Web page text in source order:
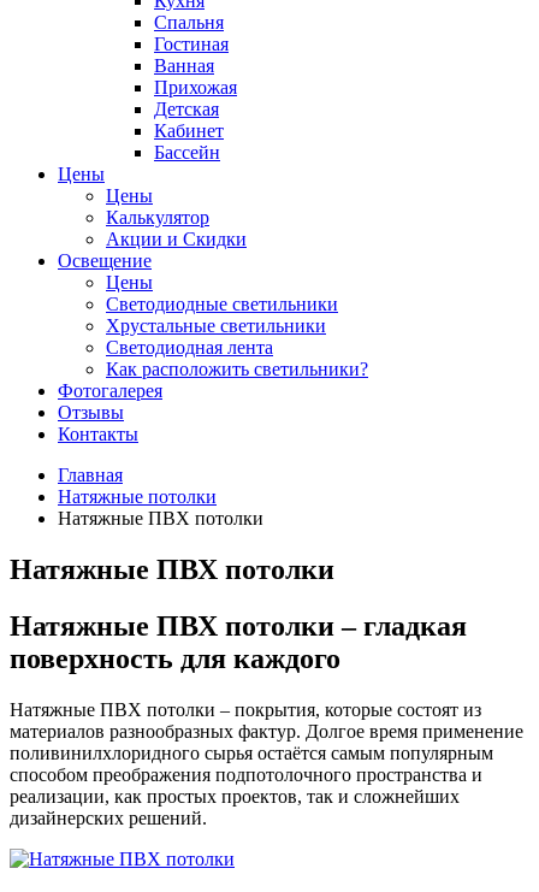
Спальня
Гостиная
Ванная
Прихожая
Детская
Кабинет
Бассейн
Цены
Цены
Калькулятор
Акции и Скидки
Освещение
Цены
Светодиодные светильники
Хрустальные светильники
Светодиодная лента
Как расположить светильники?
Фотогалерея
Отзывы
Контакты
Главная
Натяжные потолки
Натяжные ПВХ потолки
Натяжные ПВХ потолки
Натяжные ПВХ потолки – гладкая
поверхность для каждого
Натяжные ПВХ потолки – покрытия, которые состоят из
материалов разнообразных фактур. Долгое время применение
поливинилхлоридного сырья остаётся самым популярным
способом преображения подпотолочного пространства и
реализации, как простых проектов, так и сложнейших
дизайнерских решений.